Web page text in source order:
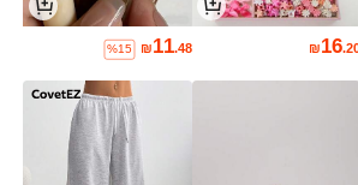
₪16
₪11.48
%15